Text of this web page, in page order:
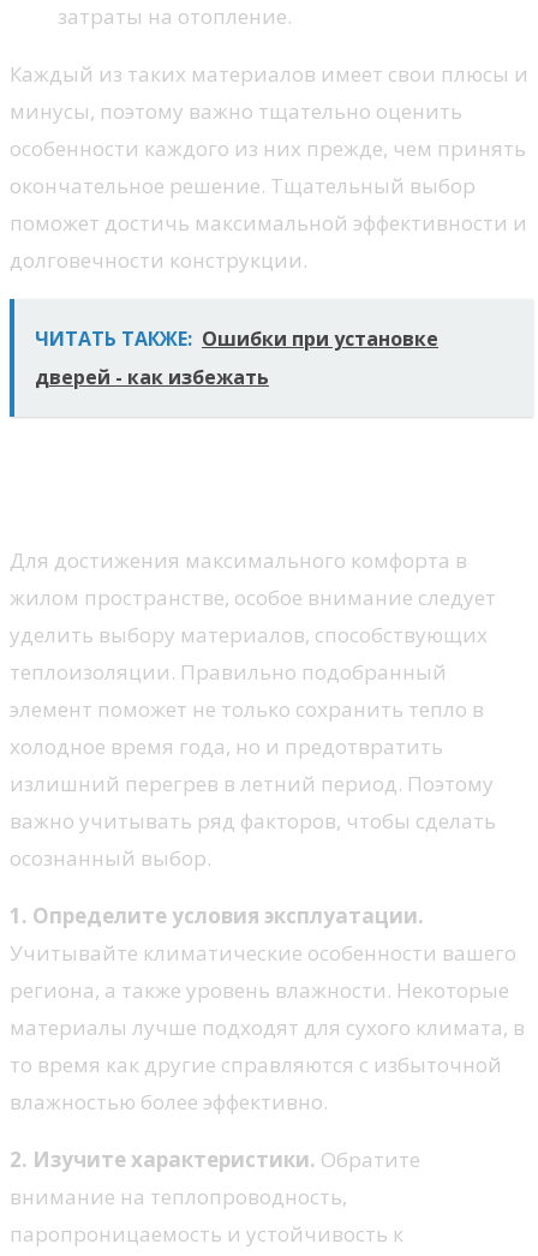
затраты на отопление.
Каждый из таких материалов имеет свои плюсы и
минусы, поэтому важно тщательно оценить
особенности каждого из них прежде, чем принять
окончательное решение. Тщательный выбор
поможет достичь максимальной эффективности и
долговечности конструкции.
ЧИТАТЬ ТАКЖЕ: Ошибки при установке
дверей - как избежать
Для достижения максимального комфорта в
жилом пространстве, особое внимание следует
уделить выбору материалов, способствующих
теплоизоляции. Правильно подобранный
элемент поможет не только сохранить тепло в
холодное время года, но и предотвратить
излишний перегрев в летний период. Поэтому
важно учитывать ряд факторов, чтобы сделать
осознанный выбор.
1. Определите условия эксплуатации.
Учитывайте климатические особенности вашего
региона, а также уровень влажности. Некоторые
материалы лучше подходят для сухого климата, в
то время как другие справляются с избыточной
влажностью более эффективно.
2. Изучите характеристики. Обратите
внимание на теплопроводность,
паропроницаемость и устойчивость к